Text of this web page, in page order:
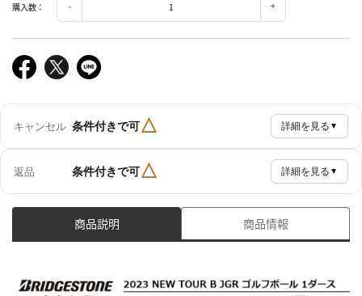
購入数：
キャンセル 条件付きで可△ 詳細を見る ▼
返品 条件付きで可△ 詳細を見る ▼
商品説明 商品情報